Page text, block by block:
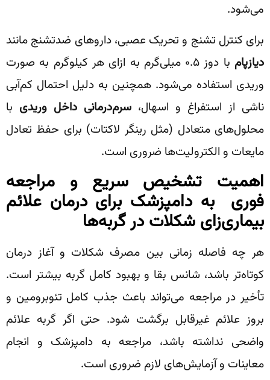
می‌شود.
برای کنترل تشنج و تحریک عصبی، داروهای ضدتشنج مانند
دیازپام
با دوز ۰.۵ میلی‌گرم به ازای هر کیلوگرم به صورت
وریدی استفاده می‌شود. همچنین به دلیل احتمال کم‌آبی
ناشی از استفراغ و اسهال، سرم‌درمانی داخل وریدی با
محلول‌های متعادل (مثل رینگر لاکتات) برای حفظ تعادل
مایعات و الکترولیت‌ها ضروری است.
اهمیت تشخیص سریع و مراجعه
فوری به دامپزشک برای درمان علائم
بیماری‌زای شکلات در گربه‌ها
هر چه فاصله زمانی بین مصرف شکلات و آغاز درمان
کوتاه‌تر باشد، شانس بقا و بهبود کامل گربه بیشتر است.
تأخیر در مراجعه می‌تواند باعث جذب کامل تئوبرومین و
بروز علائم غیرقابل برگشت شود. حتی اگر گربه علائم
واضحی نداشته باشد، مراجعه به دامپزشک و انجام
معاینات و آزمایش‌های لازم ضروری است.